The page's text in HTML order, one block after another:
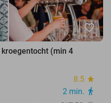
favorite_border
(min 4
8.5 star
2 min. directions_walk